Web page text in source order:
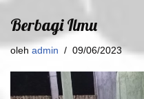
Berbagi Ilmu
oleh admin 09/06/2023